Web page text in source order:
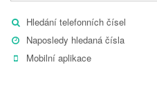
Hledání telefonních čísel
Naposledy hledaná čísla
Mobilní aplikace